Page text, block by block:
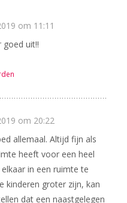
om 11:11
uit!!
om 20:22
allemaal. Altijd fijn als
heeft voor een heel
in een ruimte te
kinderen groter zijn, kan
dat een naastgelegen